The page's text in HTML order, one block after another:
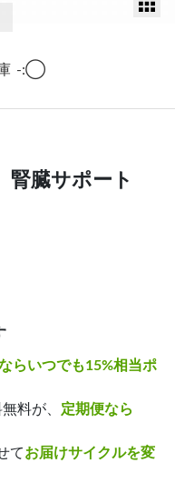
-:◯
腎臓サポート
らいつでも15%相当ポ
料が、 定期便なら
てお届けサイクルを変